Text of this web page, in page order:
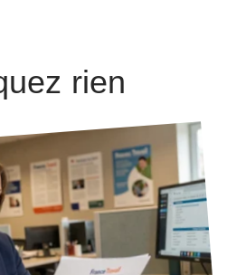
rien